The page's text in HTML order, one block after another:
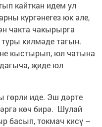
кайткан идем ул
күргәнегез юк әле,
чакта чакырырга
туры килмәде тагын.
кыстырып, юл чатына
җиде юл
гөрли иде. Эш дәрте
көч бирә. Шулай
басып, токмач кисү –